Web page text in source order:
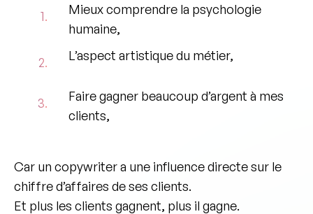
1. Mieux comprendre la psychologie
humaine,
2. L’aspect artistiquedu métier,
3. Faire gagner beaucoup d’argent à mes
clients,
Car un copywriter a une influence directe sur le
chiffre d’affaires de ses clients.
Et plus les clients gagnent, plus il gagne.